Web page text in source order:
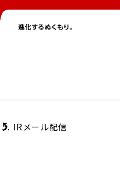
プ
トップ
トップ
IRメール配信